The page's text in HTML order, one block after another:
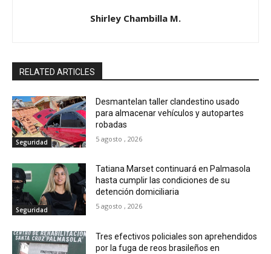
Shirley Chambilla M.
RELATED ARTICLES
Seguridad
Desmantelan taller clandestino usado
para almacenar vehículos y autopartes
robadas
5 agosto , 2026
Seguridad
Tatiana Marset continuará en Palmasola
hasta cumplir las condiciones de su
detención domiciliaria
5 agosto , 2026
Tres efectivos policiales son aprehendidos
por la fuga de reos brasileños en